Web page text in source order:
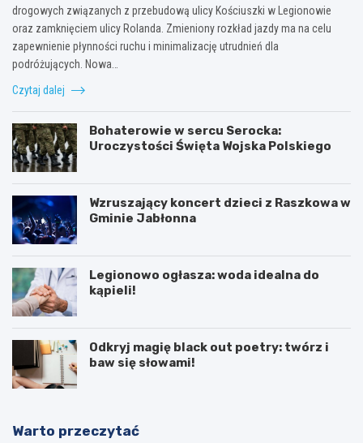
drogowych związanych z przebudową ulicy Kościuszki w Legionowie
oraz zamknięciem ulicy Rolanda. Zmieniony rozkład jazdy ma na celu
zapewnienie płynności ruchu i minimalizację utrudnień dla
podróżujących. Nowa…
Czytaj dalej
Bohaterowie w sercu Serocka:
Uroczystości Święta Wojska Polskiego
Wzruszający koncert dzieci z Raszkowa w
Gminie Jabłonna
Legionowo ogłasza: woda idealna do
kąpieli!
Odkryj magię black out poetry: twórz i
baw się słowami!
Warto przeczytać